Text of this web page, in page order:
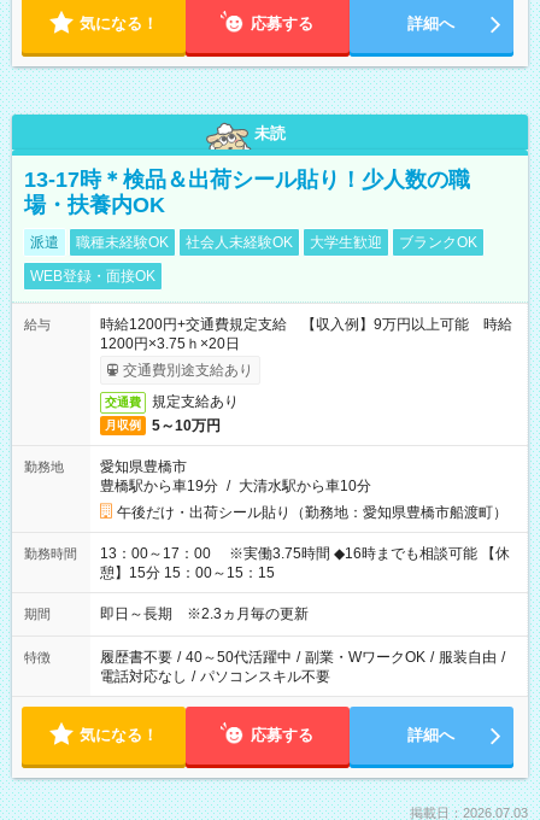
気になる！ 応募する 詳細へ
未読
13-17時＊検品＆出荷シール貼り！少人数の職
場・扶養内OK
派遣 職種未経験OK 社会人未経験OK 大学生歓迎
ブランクOK
WEB登録・面接OK
給与
時給1200円+交通費規定支給 【収入例】9万円以上可能 時給
1200円×3.75ｈ×20日
交通費別途支給あり
交通費 規定支給あり
月収例 5～10万円
勤務地
愛知県豊橋市
豊橋駅から車19分 / 大清水駅から車10分
午後だけ・出荷シール貼り（勤務地：愛知県豊橋市船渡町）
勤務時間
13：00～17：00 ※実働3.75時間 ◆16時までも相談可能 【休
憩】15分 15：00～15：15
期間 即日～長期 ※2.3ヵ月毎の更新
特徴 履歴書不要 / 40～50代活躍中 / 副業・WワークOK / 服装自由 /
電話対応なし / パソコンスキル不要
気になる！ 応募する 詳細へ
掲載日：2026.07.03